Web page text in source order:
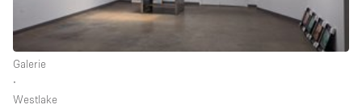
Begane grond
Beveiligingssysteem
Daglicht
Galerie
∙
Westlake